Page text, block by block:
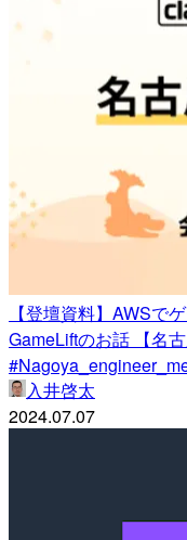
【登壇資料】AWS
GameLiftのお話 【名
入井啓太
2024.07.07